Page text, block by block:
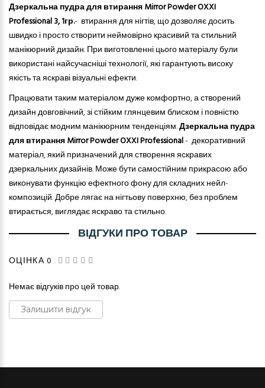
Дзеркальна пудра для втирання Mirror Powder OXXI
Professional 3, 1гр.- втирання для нігтів, що дозволяє досить
швидко і просто створити неймовірно красивий та стильний
манікюрний дизайн. При виготовленні цього матеріалу були
використані найсучасніші технології, які гарантують високу
якість та яскраві візуальні ефекти.
Працювати таким матеріалом дуже комфортно, а створений
дизайн довговічний, зі стійким глянцевим блиском і повністю
відповідає модним манікюрним тенденціям.Дзеркальна пудра
для втирання Mirror Powder OXXI Professional- декоративний
матеріал, який призначений для створення яскравих
дзеркальних дизайнів. Може бути самостійним прикрасою або
виконувати функцію ефектного фону для складних нейл-
композицій. Добре лягає на нігтьову поверхню, без проблем
втирається, виглядає яскраво та стильно.
ВІДГУКИ ПРО ТОВАР
ОЦІНКА 0
Немає відгуків про цей товар.
Залишити відгук